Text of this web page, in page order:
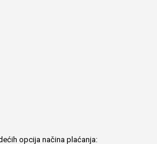
opcija načina plaćanja: